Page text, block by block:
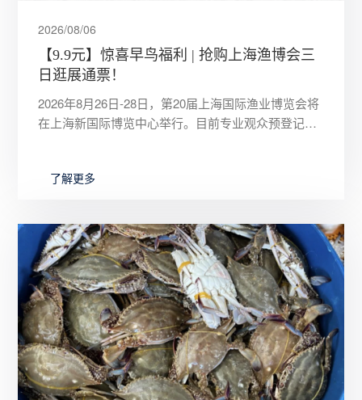
2026/08/06
【9.9元】惊喜早鸟福利 | 抢购上海渔博会三
日逛展通票！
2026年8月26日-28日，第20届上海国际渔业博览会将
在上海新国际博览中心举行。目前专业观众预登记通
了解更多